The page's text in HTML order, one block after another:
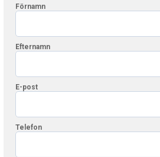
Förnamn
Efternamn
E-post
Telefon